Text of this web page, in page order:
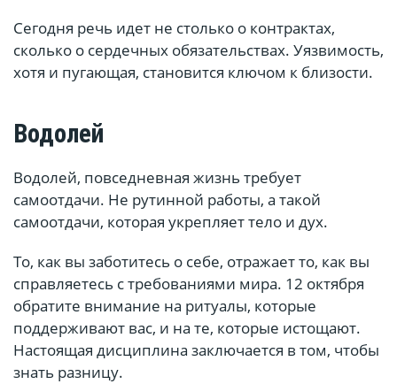
Сегодня речь идет не столько о контрактах,
сколько о сердечных обязательствах. Уязвимость,
хотя и пугающая, становится ключом к близости.
Водолей
Водолей, повседневная жизнь требует
самоотдачи. Не рутинной работы, а такой
самоотдачи, которая укрепляет тело и дух.
То, как вы заботитесь о себе, отражает то, как вы
справляетесь с требованиями мира. 12 октября
обратите внимание на ритуалы, которые
поддерживают вас, и на те, которые истощают.
Настоящая дисциплина заключается в том, чтобы
знать разницу.